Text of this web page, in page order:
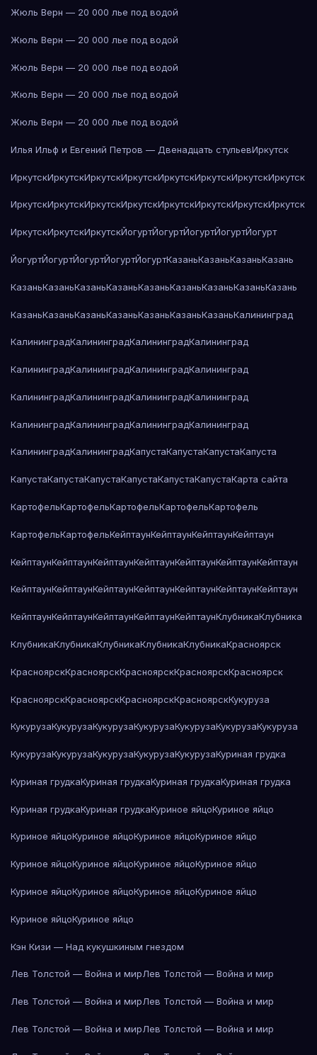
Жюль Верн — 20 000 лье под водой
Жюль Верн — 20 000 лье под водой
Жюль Верн — 20 000 лье под водой
Жюль Верн — 20 000 лье под водой
Жюль Верн — 20 000 лье под водой
Илья Ильф и Евгений Петров — Двенадцать стульевИркутск
ИркутскИркутскИркутскИркутскИркутскИркутскИркутскИркутск
ИркутскИркутскИркутскИркутскИркутскИркутскИркутскИркутск
ИркутскИркутскИркутскЙогуртЙогуртЙогуртЙогуртЙогурт
ЙогуртЙогуртЙогуртЙогуртЙогуртКазаньКазаньКазаньКазань
КазаньКазаньКазаньКазаньКазаньКазаньКазаньКазаньКазань
КазаньКазаньКазаньКазаньКазаньКазаньКазаньКалининград
КалининградКалининградКалининградКалининград
КалининградКалининградКалининградКалининград
КалининградКалининградКалининградКалининград
КалининградКалининградКалининградКалининград
КалининградКалининградКапустаКапустаКапустаКапуста
КапустаКапустаКапустаКапустаКапустаКапустаКарта сайта
КартофельКартофельКартофельКартофельКартофель
КартофельКартофельКейптаунКейптаунКейптаунКейптаун
КейптаунКейптаунКейптаунКейптаунКейптаунКейптаунКейптаун
КейптаунКейптаунКейптаунКейптаунКейптаунКейптаунКейптаун
КейптаунКейптаунКейптаунКейптаунКейптаунКлубникаКлубника
КлубникаКлубникаКлубникаКлубникаКлубникаКрасноярск
КрасноярскКрасноярскКрасноярскКрасноярскКрасноярск
КрасноярскКрасноярскКрасноярскКрасноярскКукуруза
КукурузаКукурузаКукурузаКукурузаКукурузаКукурузаКукуруза
КукурузаКукурузаКукурузаКукурузаКукурузаКуриная грудка
Куриная грудкаКуриная грудкаКуриная грудкаКуриная грудка
Куриная грудкаКуриная грудкаКуриное яйцоКуриное яйцо
Куриное яйцоКуриное яйцоКуриное яйцоКуриное яйцо
Куриное яйцоКуриное яйцоКуриное яйцоКуриное яйцо
Куриное яйцоКуриное яйцоКуриное яйцоКуриное яйцо
Куриное яйцоКуриное яйцо
Кэн Кизи — Над кукушкиным гнездом
Лев Толстой — Война и мирЛев Толстой — Война и мир
Лев Толстой — Война и мирЛев Толстой — Война и мир
Лев Толстой — Война и мирЛев Толстой — Война и мир